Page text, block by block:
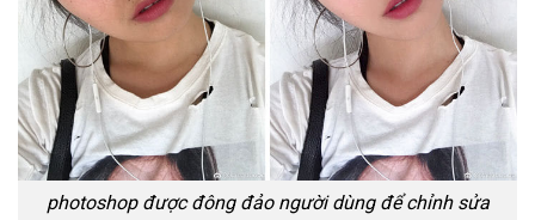
photoshop được đông đảo người dùng để chỉnh sửa